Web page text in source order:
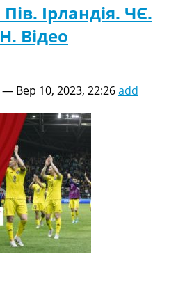
Ірландія. ЧЄ.
Відео
— Вер 10, 2023, 22:26add